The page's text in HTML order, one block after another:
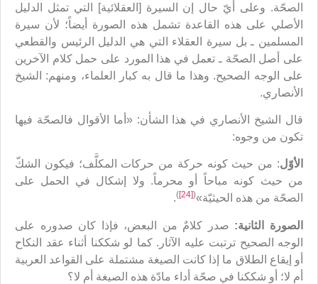
الصحّة. وعلى أيّ حال إن السيرة [العقلائية] التي تمثل الدليل
الأصلي على هذه القاعدة تشمل هذه الصورة أيضاً؛ لأن سيرة
المسلمين ـ بل سيرة العقلاء التي هي الدليل الرئيس والقطعي
على أصل الصحّة ـ تعمل في هذا المورد على حمل كلام الآخرين
على الوجه الصحيح. وهذا ما قال به كبار العلماء، ومنهم: الشيخ
الأنصاري.
قال الشيخ الأنصاري في هذا الشأن: «أما الأقوال فالصحّة فيها
تكون من وجوه:
الأوّل: من حيث كونه حركة من حركات المكلَّف؛ فيكون الشكّ
من حيث كونه مباحاً أو محرماً. ولا إشكال في الحمل على
الصحّة من هذه الحيثيّة»(
[24]
)
.
الصورة الثانية: صدر كلامٌ من البعض، فإذا كان صدوره على
الوجه الصحيح ترتبت عليه الآثار. كما لو شككنا أثناء عقد النكاح
أو إيقاع الطلاق ما إذا كانت الصيغة مشتملة على القواعد العربية
أم لا؛ أو شككنا في صحّة أداء مادّة هذه الصيغة أم لا؟